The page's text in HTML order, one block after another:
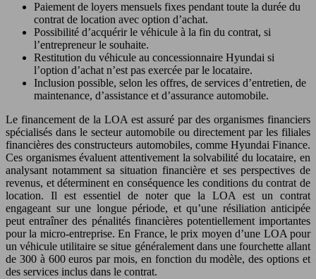
Paiement de loyers mensuels fixes pendant toute la durée du
contrat de location avec option d’achat.
Possibilité d’acquérir le véhicule à la fin du contrat, si
l’entrepreneur le souhaite.
Restitution du véhicule au concessionnaire Hyundai si
l’option d’achat n’est pas exercée par le locataire.
Inclusion possible, selon les offres, de services d’entretien, de
maintenance, d’assistance et d’assurance automobile.
Le financement de la LOA est assuré par des organismes financiers
spécialisés dans le secteur automobile ou directement par les filiales
financières des constructeurs automobiles, comme Hyundai Finance.
Ces organismes évaluent attentivement la solvabilité du locataire, en
analysant notamment sa situation financière et ses perspectives de
revenus, et déterminent en conséquence les conditions du contrat de
location. Il est essentiel de noter que la LOA est un contrat
engageant sur une longue période, et qu’une résiliation anticipée
peut entraîner des pénalités financières potentiellement importantes
pour la micro-entreprise. En France, le prix moyen d’une LOA pour
un véhicule utilitaire se situe généralement dans une fourchette allant
de 300 à 600 euros par mois, en fonction du modèle, des options et
des services inclus dans le contrat.